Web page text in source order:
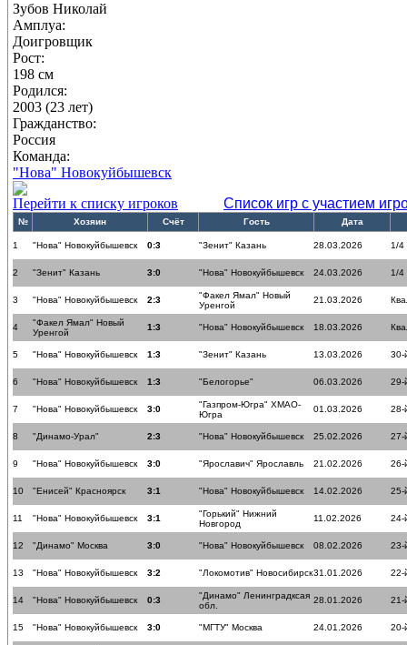
Зубов Николай
Амплуа:
Доигровщик
Рост:
198 см
Родился:
2003 (23 лет)
Гражданство:
Россия
Команда:
"Нова" Новокуйбышевск
Перейти к списку игроков
Список игр с участием
№ Хозяин Счёт Гость Дата
1 "Нова" Новокуйбышевск 0:3 "Зенит" Казань 28.03.2026 1/4
2 "Зенит" Казань 3:0 "Нова" Новокуйбышевск 24.03.2026 1/4
3 "Нова" Новокуйбышевск 2:3
"Факел Ямал" Новый
Уренгой
21.03.2026
4
"Факел Ямал" Новый
Уренгой
1:3 "Нова" Новокуйбышевск 18.03.2026
5 "Нова" Новокуйбышевск 1:3 "Зенит" Казань 13.03.2026 30-
6 "Нова" Новокуйбышевск 1:3 "Белогорье" 06.03.2026 29-
7 "Нова" Новокуйбышевск 3:0
"Газпром-Югра" ХМАО-
Югра
01.03.2026 28-
8 "Динамо-Урал" 2:3 "Нова" Новокуйбышевск 25.02.2026 27-
9 "Нова" Новокуйбышевск 3:0 "Ярославич" Ярославль 21.02.2026 26-
10 "Енисей" Красноярск 3:1 "Нова" Новокуйбышевск 14.02.2026 25-
11 "Нова" Новокуйбышевск 3:1
"Горький" Нижний
Новгород
11.02.2026 24-
12 "Динамо" Москва 3:0 "Нова" Новокуйбышевск 08.02.2026 23-
13 "Нова" Новокуйбышевск 3:2 "Локомотив" Новосибирск31.01.2026 22-
14 "Нова" Новокуйбышевск 0:3
"Динамо" Ленинградксая
обл.
28.01.2026 21-
15 "Нова" Новокуйбышевск 3:0 "МГТУ" Москва 24.01.2026 20-